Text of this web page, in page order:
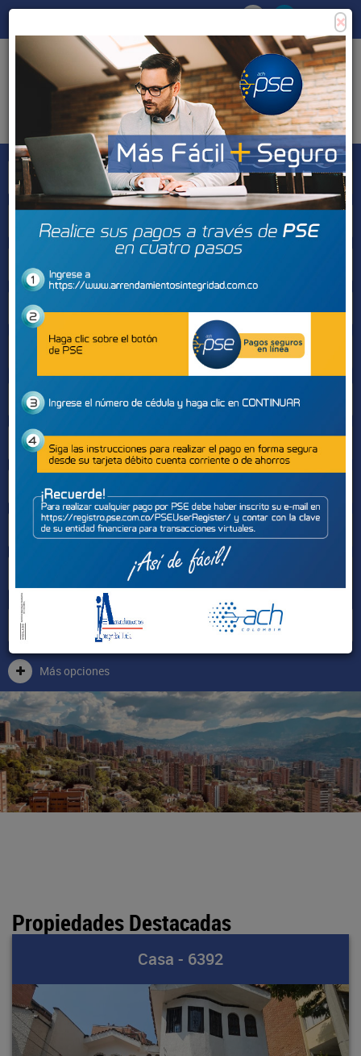
Tipo de inmueble
Municipios
Barrios
BUSCAR
Sectores
Más opciones
×
Propiedades Destacadas
Casa - 6392